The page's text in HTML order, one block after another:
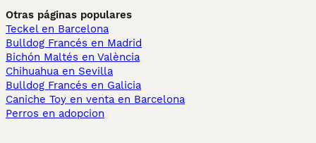
Otras páginas populares
Teckel en Barcelona
Bulldog Francés en Madrid
Bichón Maltés en València
Chihuahua en Sevilla
Bulldog Francés en Galicia
Caniche Toy en venta en Barcelona
Perros en adopcion